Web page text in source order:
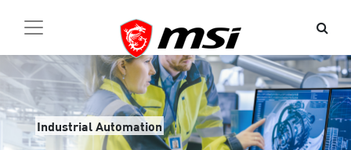
Industrial Automation